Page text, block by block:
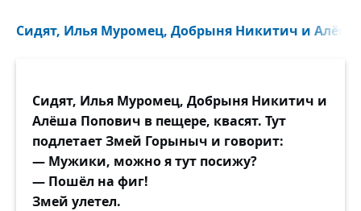
Сидят, Илья Муромец, Добрыня Никитич и
Сидят, Илья Муромец, Добрыня Никитич и
Алёша Попович в пещере, квасят. Тут
подлетает Змей Горыныч и говорит:
― Мужики, можно я тут посижу?
― Пошёл на фиг!
Змей улетел.